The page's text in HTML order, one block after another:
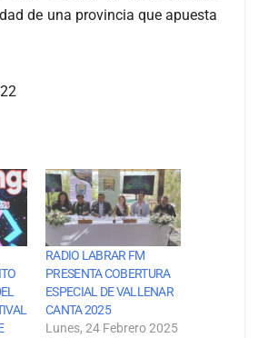
de una provincia que apuesta
RADIO LABRAR FM
PRESENTA COBERTURA
ESPECIAL DE VALLENAR
CANTA 2025
Lunes, 24 Febrero 2025